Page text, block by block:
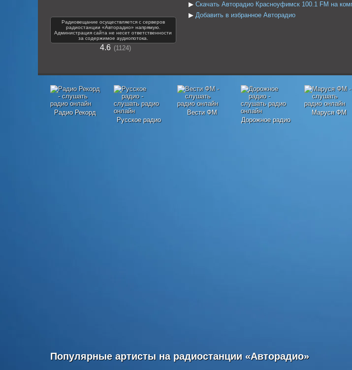
Радиовещание осуществляется с серверов
радиостанции «Авторадио» напрямую.
Администрация сайта не несет ответственности
за содержимое аудиопотока.
4.6 1124
▶ Скачать Авторадио Красноуфимск 100.1 FM на
▶ Добавить в избранное Авторадио
Радио Рекорд
Русское радио
Вести ФМ
Дорожное радио
Маруся ФМ
Популярные артисты на радиостанции «Авторадио»